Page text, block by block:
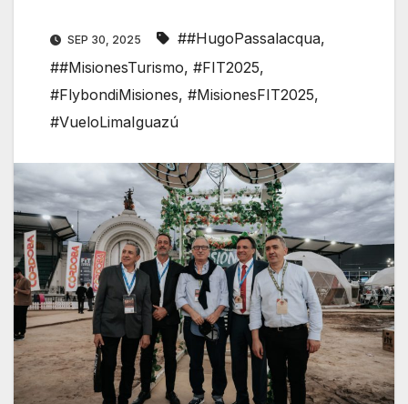
SEP 30, 2025 ##HugoPassalacqua,
##MisionesTurismo, #FIT2025,
#FlybondiMisiones, #MisionesFIT2025,
#VueloLimaIguazú